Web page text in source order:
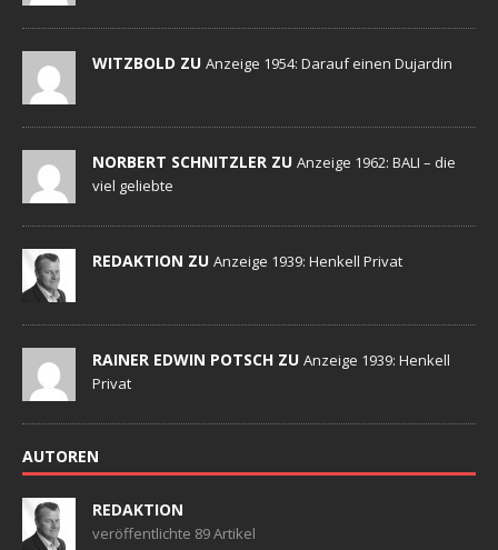
WITZBOLD ZU Anzeige 1954: Darauf einen Dujardin
NORBERT SCHNITZLER ZU Anzeige 1962: BALI – die
viel geliebte
REDAKTION ZU Anzeige 1939: Henkell Privat
RAINER EDWIN POTSCH ZU Anzeige 1939: Henkell
Privat
AUTOREN
REDAKTION
veröffentlichte 89 Artikel